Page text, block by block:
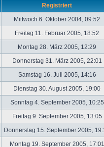
Registriert
Mittwoch 6. Oktober 2004, 09:52
Freitag 11. Februar 2005, 18:52
Montag 28. März 2005, 12:29
Donnerstag 31. März 2005, 22:01
Samstag 16. Juli 2005, 14:16
Dienstag 30. August 2005, 19:00
Sonntag 4. September 2005,
Freitag 9. September 2005, 13:05
Donnerstag 15. September 2005,
Montag 19. September 2005,